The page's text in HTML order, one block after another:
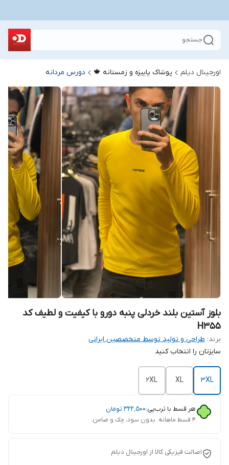
جستجو
اورجینال دیلم پوشاک پاییزه و زمستانه 🍁 دورس مردانه
بلوز آستین بلند خردلی پنبه دورو با کیفیت و لطیف کد
H355
برند: طراحی و تولید توسط متخصصین ایرانی
سایزتان را انتخاب کنید
3XL
XL
2XL
هر قسط با ترب‌پی:۳۲۲٬۵۰۰ تومان
۴ قسط ماهانه. بدون سود، چک و ضامن.
اصالت فیزیکی کالا از اورجینال دیلم